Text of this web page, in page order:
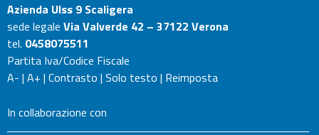
Azienda Ulss 9 Scaligera
sede legale Via Valverde 42 – 37122 Verona
tel. 0458075511
Partita Iva/Codice Fiscale
A- | A+ | Contrasto | Solo testo | Reimposta
In collaborazione con